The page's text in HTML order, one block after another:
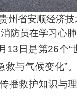
州省安顺经济
防员在学习心肺
13日是第26个“
救与气候变化”
播救护知识与